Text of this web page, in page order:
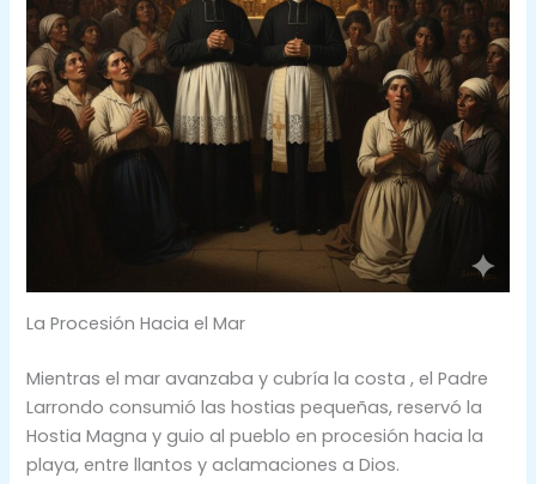
La Procesión Hacia el Mar
Mientras el mar avanzaba y cubría la costa , el Padre
Larrondo consumió las hostias pequeñas, reservó la
Hostia Magna y guio al pueblo en procesión hacia la
playa, entre llantos y aclamaciones a Dios.